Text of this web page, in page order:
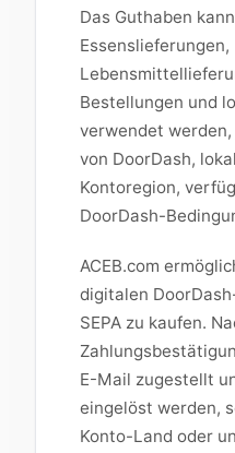
Das Guthaben
Essenslieferungen,
Bestellungen und
verwendet
von DoorDash,
Kontoregion,
DoorDash-
ACEB.com
digitalen
SEPA zu kaufen.
E-Mail zugestellt
eingelöst werden,
Konto-Land oder